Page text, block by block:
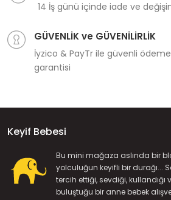
14 İş günü içinde iade ve
GÜVENLİK ve GÜVENİLİRLİK
İyzico & PayTr ile güvenli
garantisi
Keyif Bebesi
Bu mini mağaza aslında bir
yolculuğun keyifli bir durağı...
tercih ettiği, sevdiği, kullandığı
buluştuğu bir anne bebek